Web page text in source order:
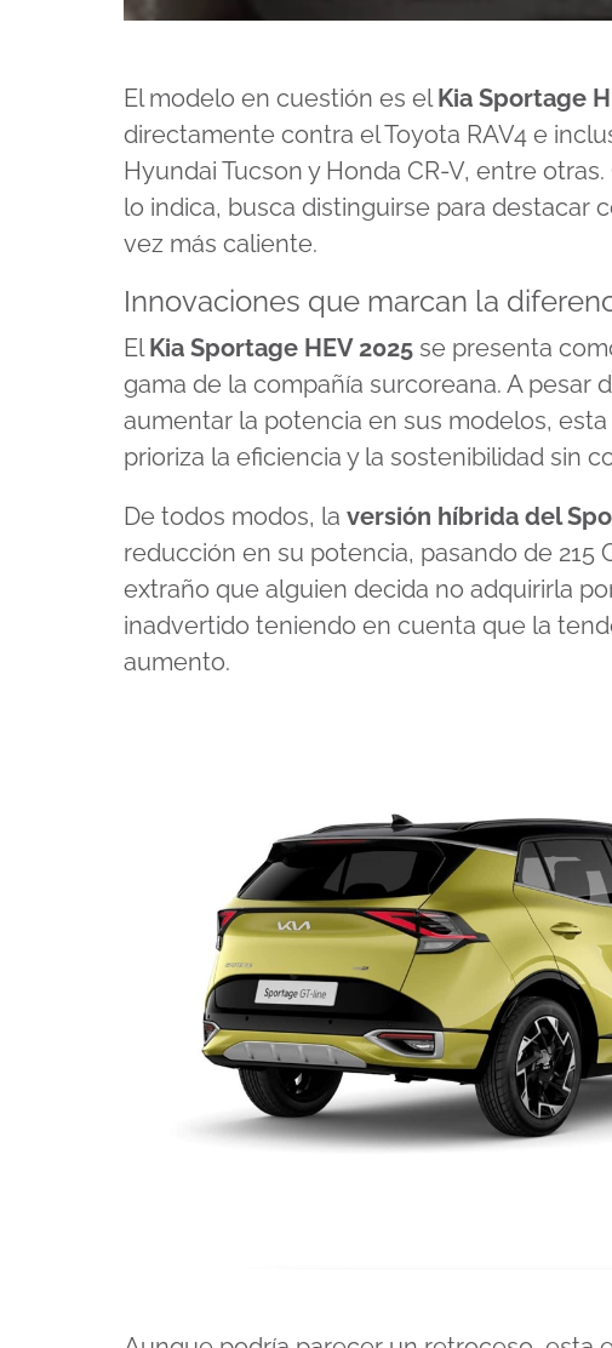
El modelo en cuestión es elKia Sportage
directamente contra elToyota RAV4 e
Hyundai Tucson y Honda CR-V, entre
lo indica, busca distinguirse para destacar
vez más caliente.
Innovaciones que marcan la
ElKia Sportage HEV 2025 se presenta
gama de la compañía surcoreana. A pesar
aumentar la potencia en sus modelos,
prioriza la eficiencia y la sostenibilidad sin
De todos modos, la versión híbrida del
reducción en su potencia, pasando de 215
extraño que alguien decida no adquirirla
inadvertido teniendo en cuenta que la
aumento.